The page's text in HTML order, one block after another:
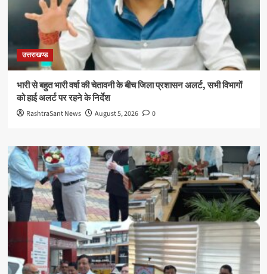
उत्तराखण्ड
भारी से बहुत भारी वर्षा की चेतावनी के बीच जिला प्रशासन अलर्ट, सभी विभागों
को हाई अलर्ट पर रहने के निर्देश
RashtraSant News August 5, 2026 0